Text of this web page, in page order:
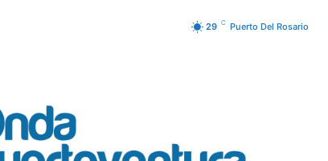
29 C Puerto Del Rosario